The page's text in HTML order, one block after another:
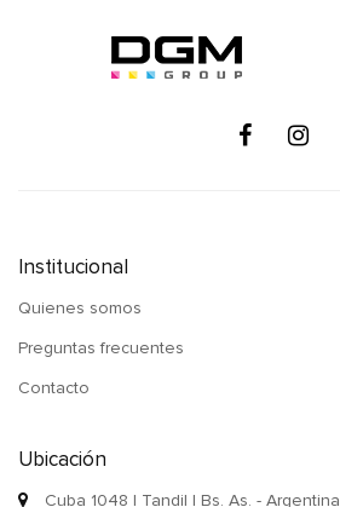
Institucional
Quienes somos
Preguntas frecuentes
Contacto
Ubicación
Cuba 1048 | Tandil | Bs. As. - Argentina